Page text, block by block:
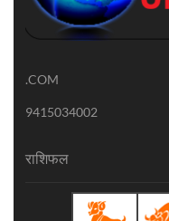
.COM
9415034002
राशिफल